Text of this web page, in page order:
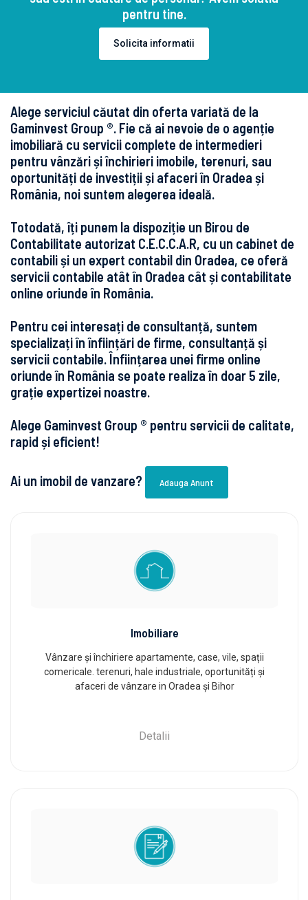
pentru tine.
Solicita informatii
Alege serviciul căutat din oferta variată de la
Gaminvest Group ®. Fie că ai nevoie de o agenție
imobiliară cu servicii complete de intermedieri
pentru vânzări și închirieri imobile, terenuri, sau
oportunități de investiții și afaceri în Oradea și
România, noi suntem alegerea ideală.
Totodată, îți punem la dispoziție un Birou de
Contabilitate autorizat C.E.C.C.A.R, cu un cabinet de
contabili și un expert contabil din Oradea, ce oferă
servicii contabile atât în Oradea cât și contabilitate
online oriunde în România.
Pentru cei interesați de consultanță, suntem
specializați în înființări de firme, consultanță și
servicii contabile. Înființarea unei firme online
oriunde în România se poate realiza în doar 5 zile,
grație expertizei noastre.
Alege Gaminvest Group ® pentru servicii de calitate,
rapid și eficient!
Ai un imobil de vanzare? Adauga Anunt
Imobiliare
Vânzare și închiriere apartamente, case, vile, spații
comericale. terenuri, hale industriale, oportunități și
afaceri de vânzare in Oradea și Bihor
Detalii